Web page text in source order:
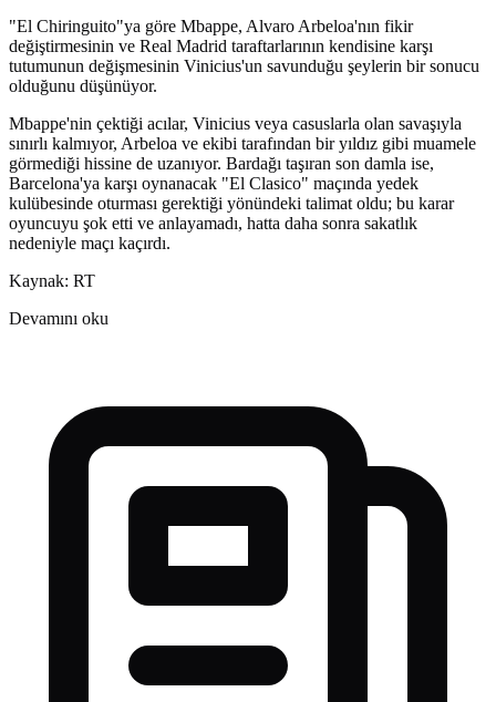
"El Chiringuito"ya göre Mbappe, Alvaro Arbeloa'nın fikir
değiştirmesinin ve Real Madrid taraftarlarının kendisine karşı
tutumunun değişmesinin Vinicius'un savunduğu şeylerin bir sonucu
olduğunu düşünüyor.
Mbappe'nin çektiği acılar, Vinicius veya casuslarla olan savaşıyla
sınırlı kalmıyor, Arbeloa ve ekibi tarafından bir yıldız gibi muamele
görmediği hissine de uzanıyor. Bardağı taşıran son damla ise,
Barcelona'ya karşı oynanacak "El Clasico" maçında yedek
kulübesinde oturması gerektiği yönündeki talimat oldu; bu karar
oyuncuyu şok etti ve anlayamadı, hatta daha sonra sakatlık
nedeniyle maçı kaçırdı.
Kaynak: RT
Devamını oku